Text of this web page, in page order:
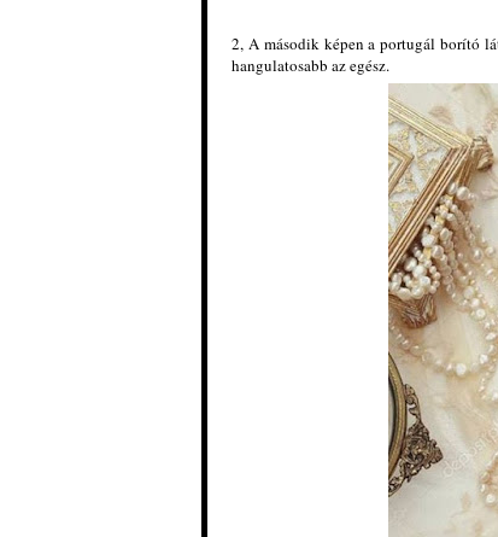
2, A második képen a portugál borító
hangulatosabb az egész.